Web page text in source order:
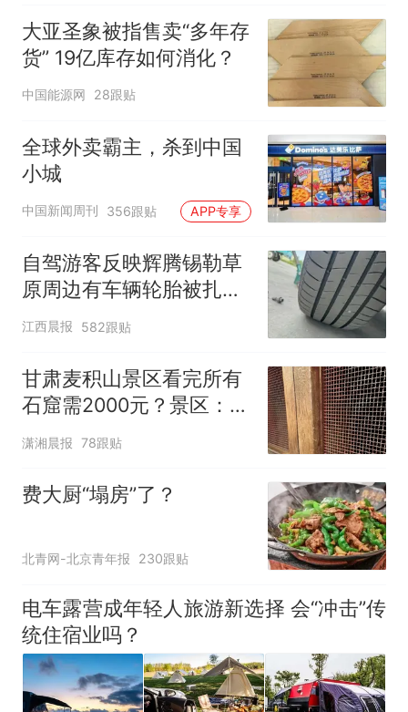
大亚圣象被指售卖“多年存
货” 19亿库存如何消化？
中国能源网 28跟贴
全球外卖霸主，杀到中国
小城
中国新闻周刊 356跟贴 APP专享
自驾游客反映辉腾锡勒草
原周边有车辆轮胎被扎，
修理店铺换胎价格高达千
元，官方发布情况通报
江西晨报 582跟贴
甘肃麦积山景区看完所有
石窟需2000元？景区：部
分石窟受特别保护，游客
潇湘晨报 78跟贴
费大厨“塌房”了？
北青网-北京青年报 230跟贴
电车露营成年轻人旅游新选择 会“冲击”传
统住宿业吗？